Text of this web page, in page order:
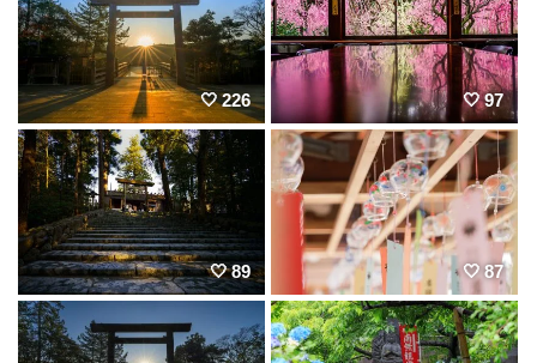
226 97
89 87